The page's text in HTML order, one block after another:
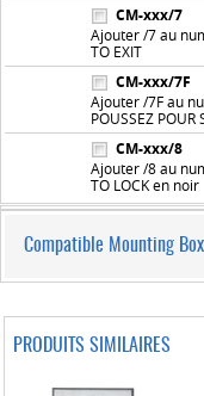
CM-xxx/7
Ajouter /7 au
TO EXIT
CM-xxx/7F
Ajouter /7F au
POUSSEZ POUR
CM-xxx/8
Ajouter /8 au
TO LOCK en noir
Compatible Mounting
PRODUITS SIMILAIRES